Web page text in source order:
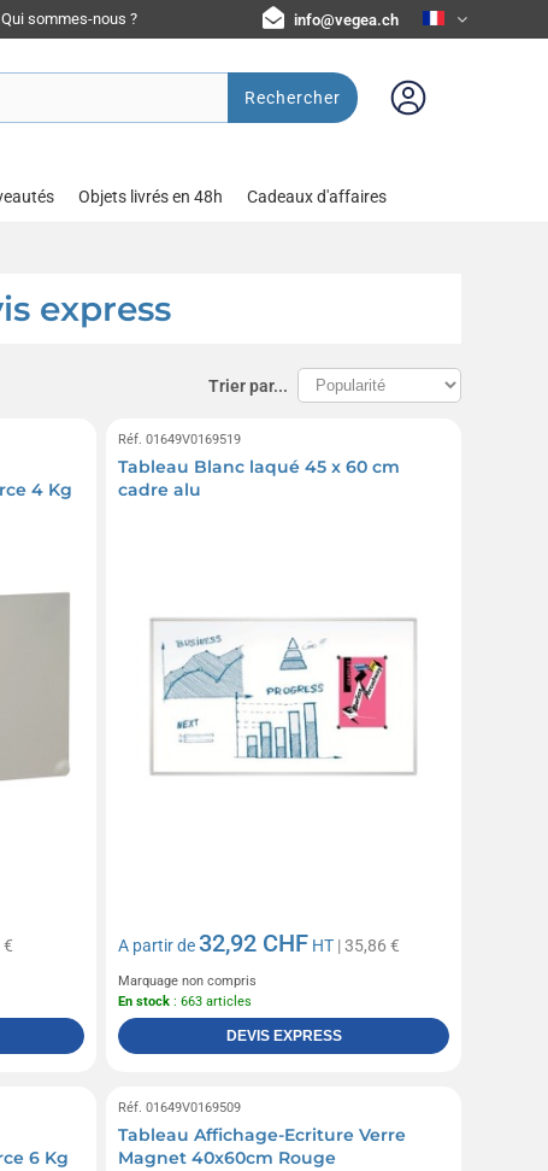
Qui sommes-nous ? info@vegea.ch
Rechercher
Objets livrés en 48h Cadeaux d'affaires
express
Trier par...
4 Kg
Réf. 01649V0169519
Tableau Blanc laqué 45 x 60 cm
cadre alu
A partir de32,92 CHF HT | 35,86 €
Marquage non compris
En stock : 663 articles
DEVIS EXPRESS
6 Kg
Réf. 01649V0169509
Tableau Affichage-Ecriture Verre
Magnet 40x60cm Rouge